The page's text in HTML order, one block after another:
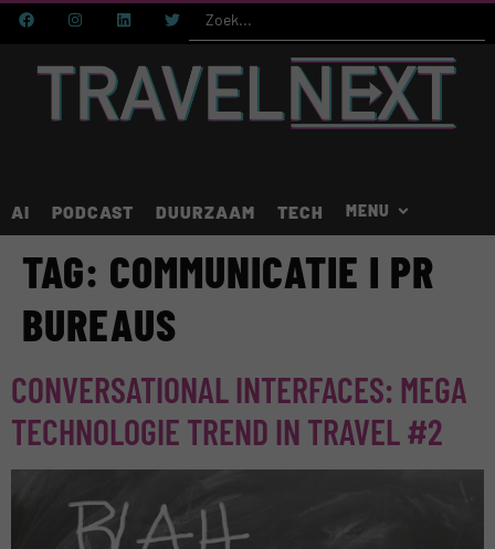
AI PODCAST DUURZAAM TECH
TAG: COMMUNICATIE I PR
BUREAUS
CONVERSATIONAL INTERFACES: MEGA
TECHNOLOGIE TREND IN TRAVEL #2